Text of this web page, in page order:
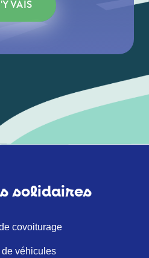
VAIS
solidaires
covoiturage
de véhicules